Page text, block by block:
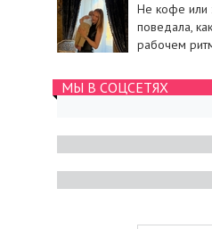
Не кофе или
поведала,
рабочем
МЫ В СОЦСЕТЯХ